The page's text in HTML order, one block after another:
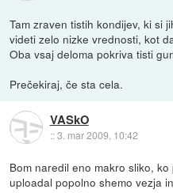
Tam zraven tistih kondijev, ki si
videti zelo nizke vrednosti, kot
Oba vsaj deloma pokriva tisti
Prečekiraj, če sta cela.
VASkO
::3. mar 2009, 10:42
Bom naredil eno makro sliko,
uploadal popolno shemo vezja